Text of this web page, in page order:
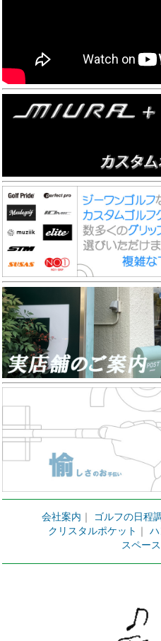
会社案内 ゴルフの日程
クリスタルポケット
スペー